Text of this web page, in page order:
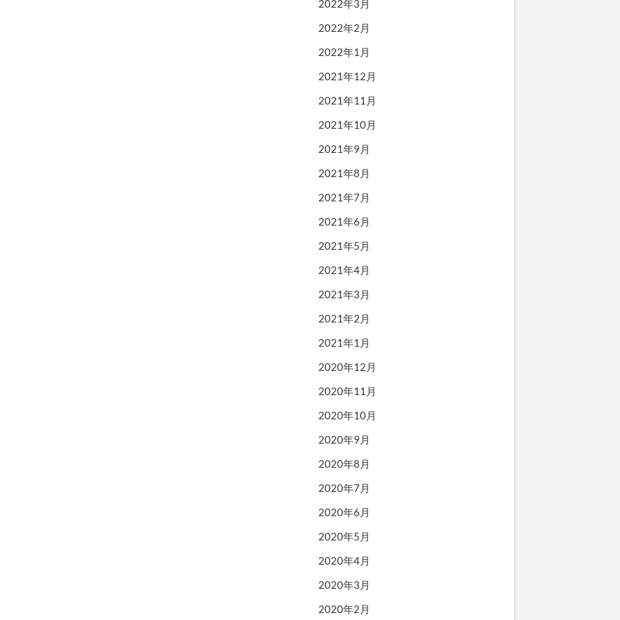
2022年3月
2022年2月
2022年1月
2021年12月
2021年11月
2021年10月
2021年9月
2021年8月
2021年7月
2021年6月
2021年5月
2021年4月
2021年3月
2021年2月
2021年1月
2020年12月
2020年11月
2020年10月
2020年9月
2020年8月
2020年7月
2020年6月
2020年5月
2020年4月
2020年3月
2020年2月